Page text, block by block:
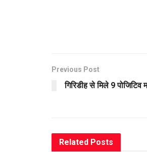
Previous Post
गिरिडीह से मिले 9 पोजिटिव
Related Posts